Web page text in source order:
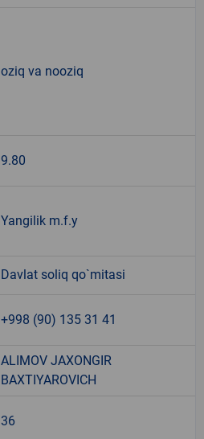
oziq va nooziq
9.80
Yangilik m.f.y
Davlat soliq qo`mitasi
+998 (90) 135 31 41
ALIMOV JAXONGIR
BAXTIYAROVICH
36